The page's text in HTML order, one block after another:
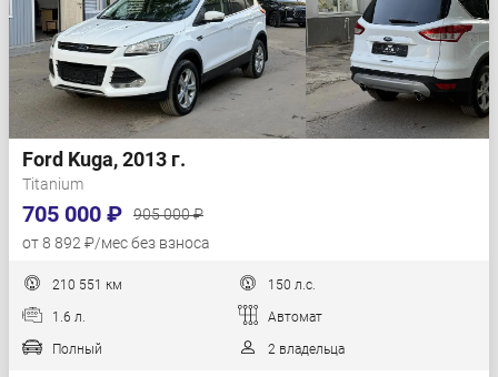
Ford Kuga, 2013 г.
Titanium
705 000 ₽
905 000 ₽
от 8 892 ₽/мес без взноса
210 551 км 150 л.с.
1.6 л. Автомат
Полный 2 владельца